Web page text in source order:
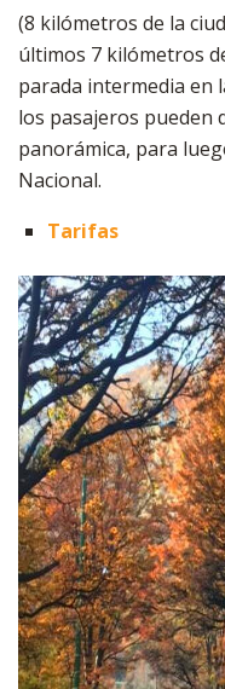
(8 kilómetros de la
últimos 7 kilómetros
parada intermedia en
los pasajeros pueden
panorámica, para
Nacional.
Tarifas